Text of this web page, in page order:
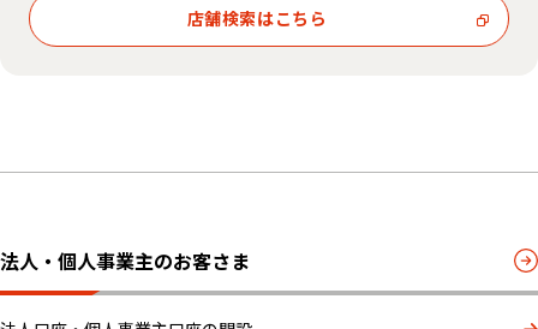
店舗検索はこちら
法人・個人事業主のお客さま